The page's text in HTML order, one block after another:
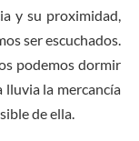
y su proximidad,
ser escuchados.
podemos dormir
lluvia la mercancía
de ella.